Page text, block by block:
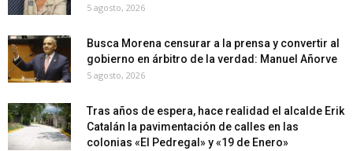
5 agosto, 2026
Busca Morena censurar a la prensa y convertir al
gobierno en árbitro de la verdad: Manuel Añorve
5 agosto, 2026
Tras años de espera, hace realidad el alcalde Erik
Catalán la pavimentación de calles en las
colonias «El Pedregal» y «19 de Enero»